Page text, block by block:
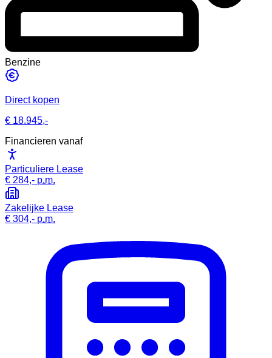
Benzine
Direct kopen
€ 18.945,-
Financieren vanaf
Particuliere Lease
€ 284,- p.m.
Zakelijke Lease
€ 304,- p.m.